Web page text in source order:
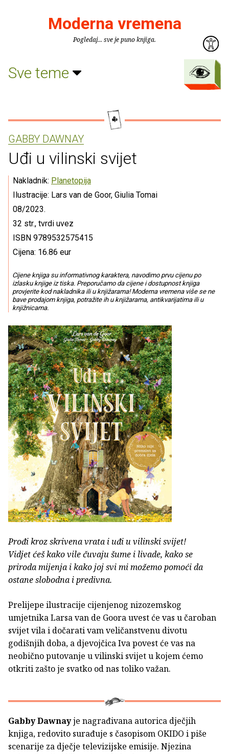
Moderna vremena
Pogledaj... sve je puno knjiga.
Sve teme
GABBY DAWNAY
Uđi u vilinski svijet
Nakladnik: Planetopija
Ilustracije: Lars van de Goor, Giulia Tomai
08/2023.
32 str., tvrdi uvez
ISBN 9789532575415
Cijena: 16.86 eur
Cijene knjiga su informativnog karaktera, navodimo prvu cijenu po
izlasku knjige iz tiska. Preporučamo da cijene i dostupnost knjiga
provjerite kod nakladnika ili u knjižarama! Moderna vremena više se ne
bave prodajom knjiga, potražite ih u knjižarama, antikvarijatima ili u
knjižnicama.
Prođi kroz skrivena vrata i uđi u vilinski svijet!
Vidjet ćeš kako vile čuvaju šume i livade, kako se
priroda mijenja i kako joj svi mi možemo pomoći da
ostane slobodna i predivna.
Prelijepe ilustracije cijenjenog nizozemskog
umjetnika Larsa van de Goora uvest će vas u čaroban
svijet vila i dočarati vam veličanstvenu divotu
godišnjih doba, a djevojčica Iva povest će vas na
neobično putovanje u vilinski svijet u kojem ćemo
otkriti zašto je svatko od nas toliko važan.
Gabby Dawnayje nagrađivana autorica dječjih
knjiga, redovito surađuje s časopisom OKIDO i piše
scenarije za dječje televizijske emisije. Njezina